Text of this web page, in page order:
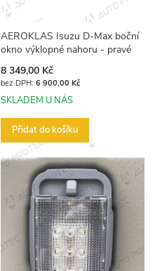
AEROKLAS Isuzu D-Max boční
okno výklopné nahoru - pravé
8 349,00 Kč
6 900,00 Kč
SKLADEM U NÁS
Přidat do košíku